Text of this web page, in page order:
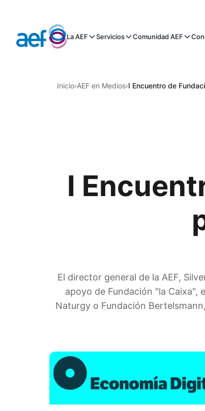
La AEF Servicios Comunidad AEF
Inicio›AEF en Medios›I Encuentro de
I
El director general de la AEF,
apoyo de Fundación "la Caixa",
Naturgy o Fundación